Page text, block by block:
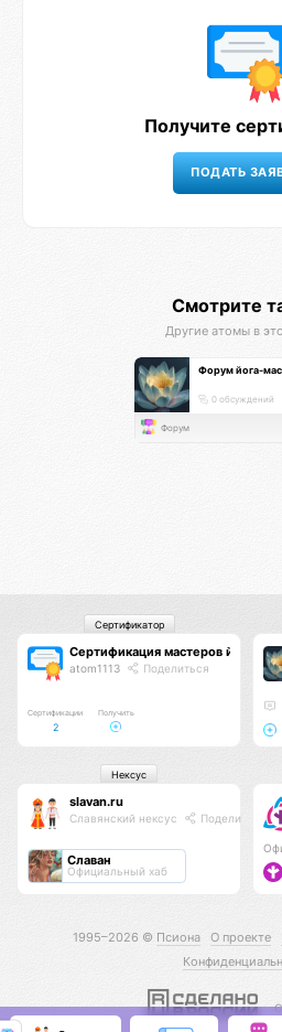
Получите
Смотрите
Другие атомы в
Форум йога-
0 обсуждений
Форум
Сертификация мастеров йоги
atom1113 Поделиться
Сертификации
2
Получить
Сертификатор
slavan.ru
Славянский нексус Поделиться
Славан
Официальный хаб
Нексус
1995–2026 © Псиона О проекте